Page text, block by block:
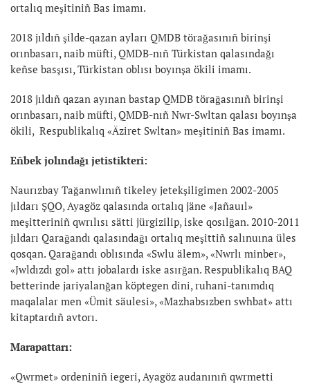
ortalıq meşitiniñ Bas imamı.
2018 jıldıñ şilde-qazan ayları QMDB törağasınıñ birinşi
orınbasarı, naib müfti, QMDB-nıñ Türkistan qalasındağı
keñse basşısı, Türkistan oblısı boyınşa ökili imamı.
2018 jıldıñ qazan ayınan bastap QMDB törağasınıñ birinşi
orınbasarı, naib müfti, QMDB-nıñ Nwr-Swltan qalası boyınşa
ökili, Respublikalıq «Äziret Swltan» meşitiniñ Bas imamı.
Eñbek jolındağı jetistikteri:
Naurızbay Tağanwlınıñ tikeley jetekşiligimen 2002-2005
jıldarı ŞQO, Ayagöz qalasında ortalıq jäne «Jañauıl»
meşitteriniñ qwrılısı sätti jürgizilip, iske qosılğan. 2010-2011
jıldarı Qarağandı qalasındağı ortalıq meşittiñ salınuına üles
qosqan. Qarağandı oblısında «Swlu älem», «Nwrlı minber»,
«Jwldızdı gol» attı jobalardı iske asırğan. Respublikalıq BAQ
betterinde jariyalanğan köptegen dini, ruhani-tanımdıq
maqalalar men «Ümit säulesi», «Mazhabsızben swhbat» attı
kitaptardıñ avtorı.
Marapattarı:
«Qwrmet» ordeniniñ iegeri, Ayagöz audanınıñ qwrmetti